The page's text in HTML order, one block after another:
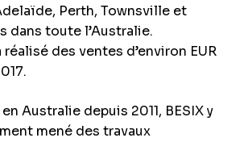
Perth, Townsville et
dans toute l’Australie.
réalisé des ventes d’environ EUR
Australie depuis 2011, BESIX y
mené des travaux